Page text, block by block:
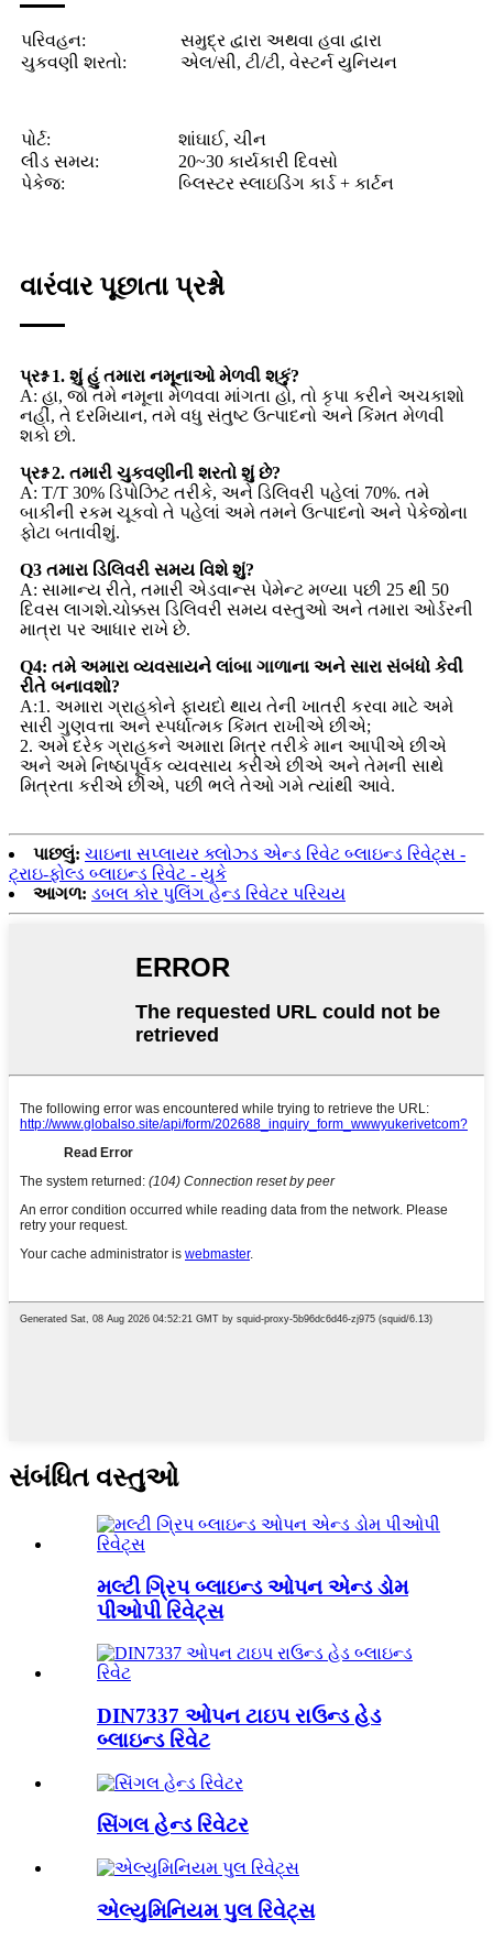
પરિવહન:
સમુદ્ર દ્વારા અથવા હવા દ્વારા
ચુકવણી શરતો:
એલ/સી, ટી/ટી, વેસ્ટર્ન યુનિયન
પોર્ટ:
શાંઘાઈ, ચીન
લીડ સમય:
20~30 કાર્યકારી દિવસો
પેકેજ:
બ્લિસ્ટર સ્લાઇડિંગ કાર્ડ + કાર્ટન
વારંવાર પૂછાતા પ્રશ્નો
પ્રશ્ન 1. શું હું તમારા નમૂનાઓ મેળવી શકું?
A: હા, જો તમે નમૂના મેળવવા માંગતા હો, તો કૃપા કરીને અચકાશો
નહીં, તે દરમિયાન, તમે વધુ સંતુષ્ટ ઉત્પાદનો અને કિંમત મેળવી
શકો છો.
પ્રશ્ન 2. તમારી ચુકવણીની શરતો શું છે?
A: T/T 30% ડિપોઝિટ તરીકે, અને ડિલિવરી પહેલાં 70%. તમે
બાકીની રકમ ચૂકવો તે પહેલાં અમે તમને ઉત્પાદનો અને પેકેજોના
ફોટા બતાવીશું.
Q3 તમારા ડિલિવરી સમય વિશે શું?
A: સામાન્ય રીતે, તમારી એડવાન્સ પેમેન્ટ મળ્યા પછી 25 થી 50
દિવસ લાગશે.ચોક્કસ ડિલિવરી સમય વસ્તુઓ અને તમારા ઓર્ડરની
માત્રા પર આધાર રાખે છે.
Q4: તમે અમારા વ્યવસાયને લાંબા ગાળાના અને સારા સંબંધો કેવી
રીતે બનાવશો?
A:1. અમારા ગ્રાહકોને ફાયદો થાય તેની ખાતરી કરવા માટે અમે
સારી ગુણવત્તા અને સ્પર્ધાત્મક કિંમત રાખીએ છીએ;
2. અમે દરેક ગ્રાહકને અમારા મિત્ર તરીકે માન આપીએ છીએ
અને અમે નિષ્ઠાપૂર્વક વ્યવસાય કરીએ છીએ અને તેમની સાથે
મિત્રતા કરીએ છીએ, પછી ભલે તેઓ ગમે ત્યાંથી આવે.
પાછલું: ચાઇના સપ્લાયર ક્લોઝ્ડ એન્ડ રિવેટ બ્લાઇન્ડ રિવેટ્સ -
ટ્રાઇ-ફોલ્ડ બ્લાઇન્ડ રિવેટ - યુકે
આગળ: ડબલ કોર પુલિંગ હેન્ડ રિવેટર પરિચય
સંબંધિત વસ્તુઓ
મલ્ટી ગ્રિપ બ્લાઇન્ડ ઓપન એન્ડ ડોમ
પીઓપી રિવેટ્સ
DIN7337 ઓપન ટાઇપ રાઉન્ડ હેડ
બ્લાઇન્ડ રિવેટ
સિંગલ હેન્ડ રિવેટર
એલ્યુમિનિયમ પુલ રિવેટ્સ